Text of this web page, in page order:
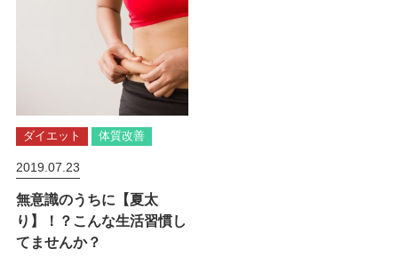
ダイエット 体質改善
2019.07.23
無意識のうちに【夏太
り】！？こんな生活習慣し
てませんか？